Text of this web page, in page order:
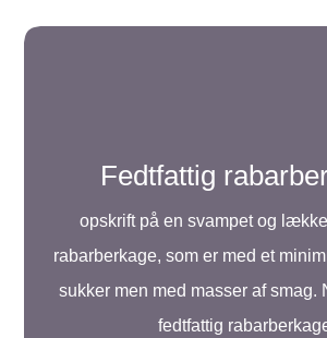
Fedtfattig
opskrift på en svampet og
rabarberkage, som er med et
sukker men med masser af smag.
fedtfattig